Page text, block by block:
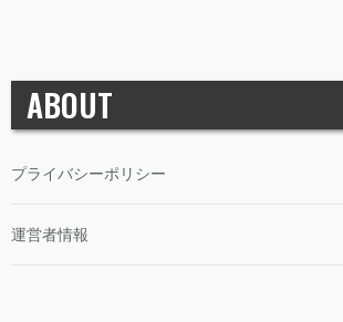
ABOUT
プライバシーポリシー
運営者情報